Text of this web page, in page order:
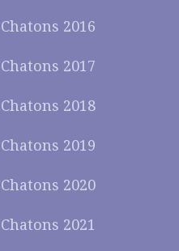
Chatons 2016
Chatons 2017
Chatons 2018
Chatons 2019
Chatons 2020
Chatons 2021